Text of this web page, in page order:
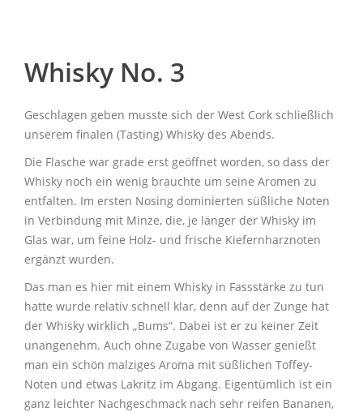
Whisky No. 3
Geschlagen geben musste sich der West Cork schließlich
unserem finalen (Tasting) Whisky des Abends.
Die Flasche war grade erst geöffnet worden, so dass der
Whisky noch ein wenig brauchte um seine Aromen zu
entfalten. Im ersten Nosing dominierten süßliche Noten
in Verbindung mit Minze, die, je länger der Whisky im
Glas war, um feine Holz- und frische Kiefernharznoten
ergänzt wurden.
Das man es hier mit einem Whisky in Fassstärke zu tun
hatte wurde relativ schnell klar, denn auf der Zunge hat
der Whisky wirklich „Bums“. Dabei ist er zu keiner Zeit
unangenehm. Auch ohne Zugabe von Wasser genießt
man ein schön malziges Aroma mit süßlichen Toffey-
Noten und etwas Lakritz im Abgang. Eigentümlich ist ein
ganz leichter Nachgeschmack nach sehr reifen Bananen,